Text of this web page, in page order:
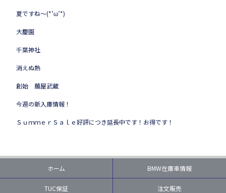
夏ですね～(*’ω’*)
大慶園
千葉神社
消えぬ熱
創始 麺屋武蔵
今週の新入庫情報！
ＳｕｍｍｅｒＳａｌｅ好評につき延長中です！お得です！
ホーム BMW在庫車情報
TUC保証 注文販売